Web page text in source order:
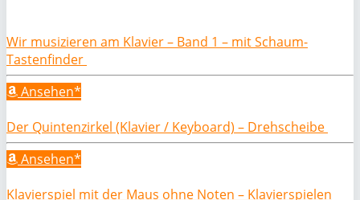
Wir musizieren am Klavier – Band 1 – mit Schaum-
Tastenfinder
Ansehen*
Der Quintenzirkel (Klavier / Keyboard) – Drehscheibe
Ansehen*
Klavierspiel mit der Maus ohne Noten – Klavierspielen